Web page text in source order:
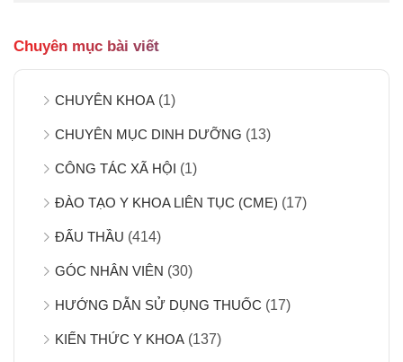
Chuyên mục bài viết
CHUYÊN KHOA (1)
CHUYÊN MỤC DINH DƯỠNG (13)
CÔNG TÁC XÃ HỘI (1)
ĐÀO TẠO Y KHOA LIÊN TỤC (CME) (17)
ĐẤU THẦU (414)
GÓC NHÂN VIÊN (30)
HƯỚNG DẪN SỬ DỤNG THUỐC (17)
KIẾN THỨC Y KHOA (137)